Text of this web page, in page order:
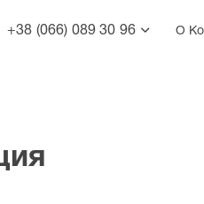
+38 (066) 089 30 96 О